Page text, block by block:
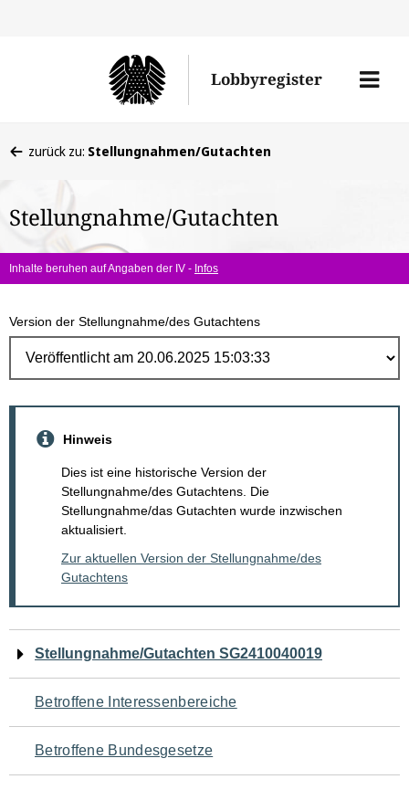
Lobbyregister
Menü
befinden
hier:
zurück zu: Stellungnahmen/Gutachten
Stellungnahme/Gutachten
Inhalte beruhen auf Angaben der IV - Infos
Version der Stellungnahme/des Gutachtens
Hinweis
Dies ist eine historische Version der
Stellungnahme/des Gutachtens. Die
Stellungnahme/das Gutachten wurde inzwischen
aktualisiert.
Zur aktuellen Version der Stellungnahme/des
Gutachtens
Navigation
für
den
Seiteninhalt
Stellungnahme/Gutachten SG2410040019
Betroffene Interessenbereiche
Betroffene Bundesgesetze